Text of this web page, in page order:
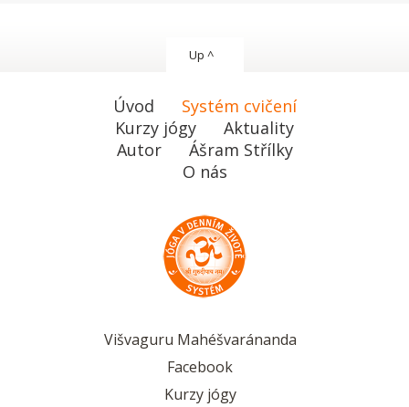
Up ^
Úvod
Systém cvičení
Kurzy jógy
Aktuality
Autor
Ášram Střílky
O nás
Višvaguru Mahéšvaránanda
Facebook
Kurzy jógy